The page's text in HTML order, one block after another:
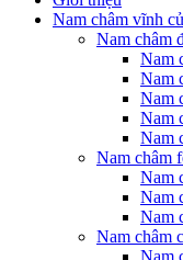
Nam châm vĩnh
Nam châm
Nam
Nam
Nam
Nam
Nam
Nam châm
Nam
Nam
Nam
Nam châm
Nam